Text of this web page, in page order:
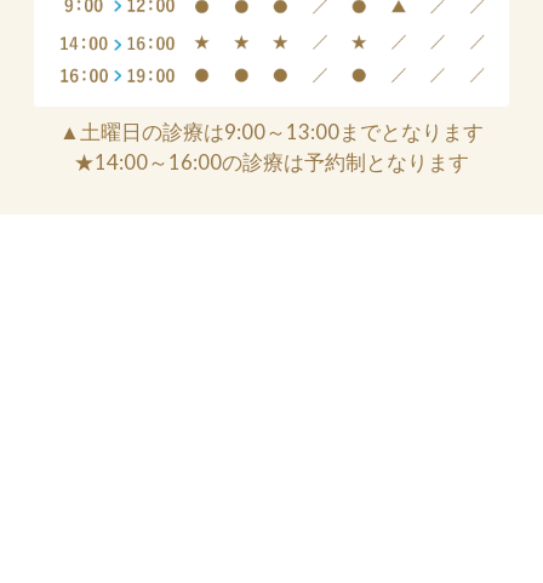
▲土曜日の診療は9:00～13:00までとなります
★14:00～16:00の診療は予約制となります